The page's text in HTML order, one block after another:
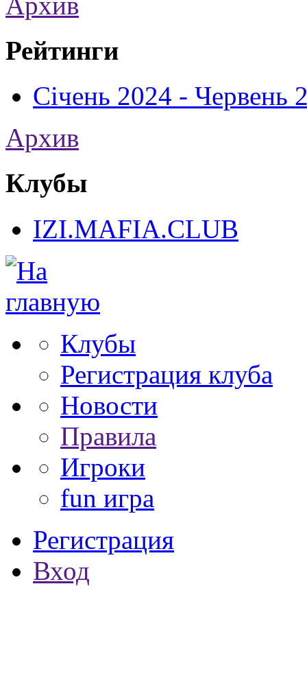
Рейтинги
Січень 2024 -
Архив
Клубы
IZI.MAFIA.CLUB
Клубы
Регистрация клуба
Новости
Правила
Игроки
fun игра
Регистрация
Вход